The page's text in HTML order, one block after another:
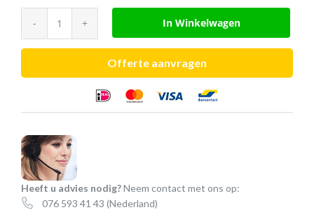
CEHS-
03
aantal
In Winkelwagen
Offerte aanvragen
Heeft u advies nodig?Neem contact met ons op:
076 593 41 43 (Nederland)